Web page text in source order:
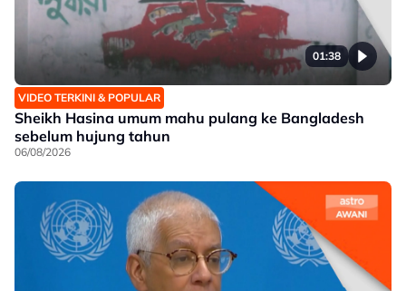
01:38
VIDEO TERKINI & POPULAR
Sheikh Hasina umum mahu pulang ke Bangladesh
sebelum hujung tahun
06/08/2026